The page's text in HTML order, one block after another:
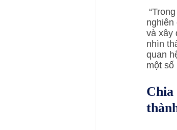
nghiên
và xây
nhìn
quan
một số